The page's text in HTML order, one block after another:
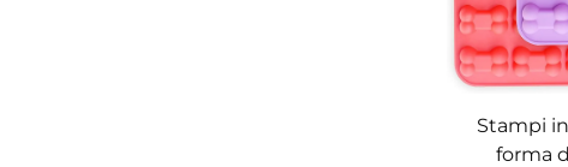
Stampi
forma